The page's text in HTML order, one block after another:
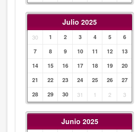
Julio 2025
30 1 2 3 4 5
6
7
8 9 10 11 12
13
14
15 16 17 18 19
20
21
22 23 24 25 26
27
28
29 30 31 1 2 3
Junio 2025